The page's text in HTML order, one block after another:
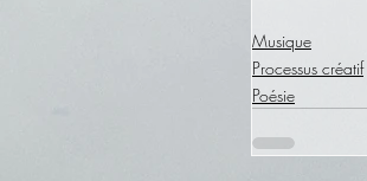
Musique
Processus créatif
Poésie